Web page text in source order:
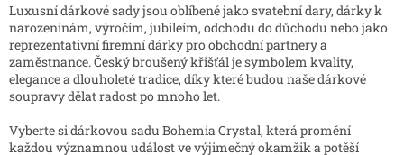
Luxusní dárkové sady jsou oblíbené jako svatební dary, dárky k
narozeninám, výročím, jubileím, odchodu do důchodu nebo jako
reprezentativní firemní dárky pro obchodní partnery a
zaměstnance. Český broušený křišťál je symbolem kvality,
elegance a dlouholeté tradice, díky které budou naše dárkové
soupravy dělat radost po mnoho let.
Vyberte si dárkovou sadu Bohemia Crystal, která promění
každou významnou událost ve výjimečný okamžik a potěší